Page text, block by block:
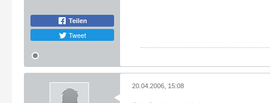
Teilen
Tweet
20.04.2006, 15:08